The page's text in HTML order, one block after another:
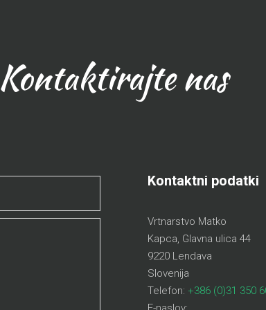
Kontaktirajte nas
Kontaktni podatki
Vrtnarstvo Matko
Kapca, Glavna ulica 44
9220 Lendava
Slovenija
Telefon: +386 (0)31 350